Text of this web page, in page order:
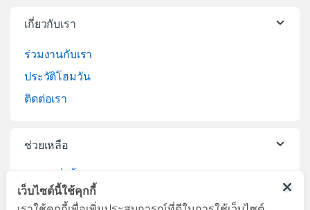
เกี่ยวกับเรา
ร่วมงานกับเรา
ประวัติโฮมวัน
ติดต่อเรา
ช่วยเหลือ
บริการจัดส่งสินค้า
เว็บไซต์นี้ใช้คุกกี้